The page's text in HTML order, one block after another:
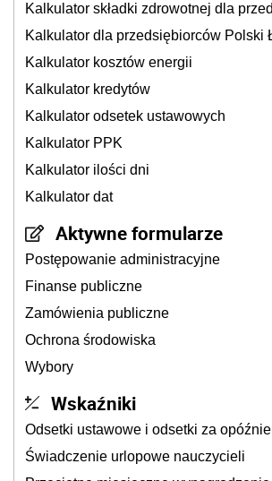
Kalkulator składki zdrowotnej dla
Kalkulator dla przedsiębiorców Polski
Kalkulator kosztów energii
Kalkulator kredytów
Kalkulator odsetek ustawowych
Kalkulator PPK
Kalkulator ilości dni
Kalkulator dat
Aktywne formularze
Postępowanie administracyjne
Finanse publiczne
Zamówienia publiczne
Ochrona środowiska
Wybory
Wskaźniki
Odsetki ustawowe i odsetki za
Świadczenie urlopowe nauczycieli